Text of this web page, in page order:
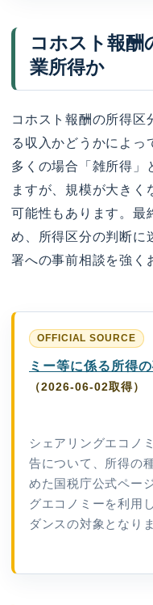
コホスト報酬
業所得か
コホスト報酬の所得区
る収入かどうかによっ
多くの場合「雑所得」
ますが、規模が大きく
可能性もあります。最
め、所得区分の判断に
署への事前相談を強く
ミー等に係る所得の
（2026-06-02取得）
シェアリングエコノ
告について、所得の
めた国税庁公式ペー
グエコノミーを利用
ダンスの対象となりま